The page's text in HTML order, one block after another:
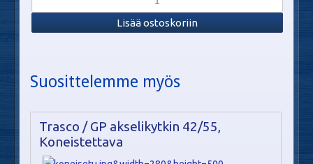
Suosittelemme myös
Trasco / GP akselikytkin 42/55,
Koneistettava